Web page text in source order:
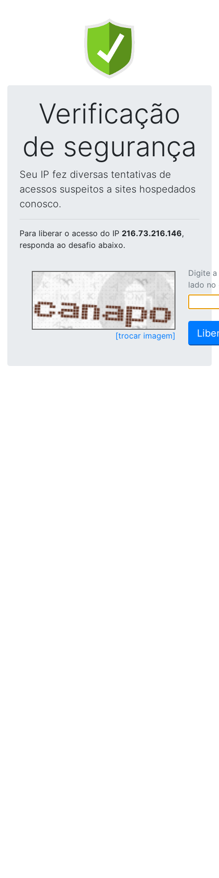
Verificação
de segurança
Seu IP fez diversas tentativas de
acessos suspeitos a sites hospedados
conosco.
Para liberar o acesso do IP 216.73.216.146,
responda ao desafio abaixo.
[trocar imagem]
Digite
lado no